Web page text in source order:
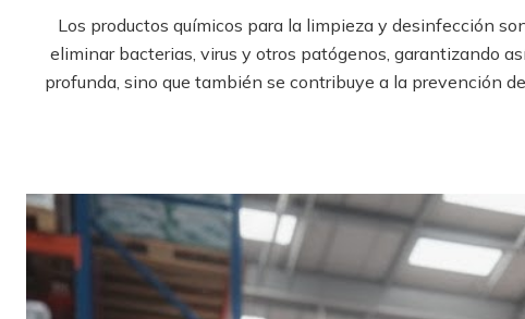
Los productos químicos para la limpieza y desinfección
eliminar bacterias, virus y otros patógenos, garantizando
profunda, sino que también se contribuye a la prevención